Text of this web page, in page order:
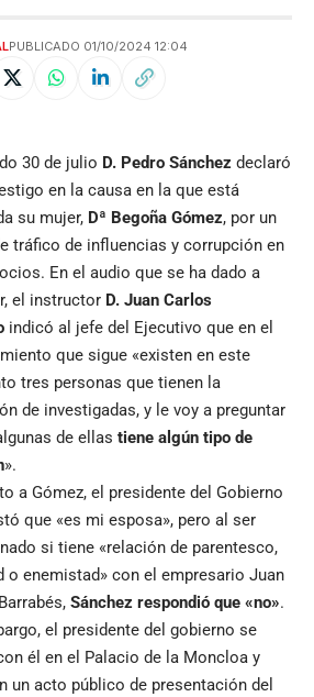
PUBLICADO 01/10/2024 12:04
30 de julio D. Pedro Sánchez declaró
en la causa en la que está
su mujer, Dª Begoña Gómez, por un
tráfico de influencias y corrupción en
En el audio que se ha dado a
el instructor D. Juan Carlos
indicó al jefe del Ejecutivo que en el
que sigue «existen en este
tres personas que tienen la
de investigadas, y le voy a preguntar
de ellas tiene algún tipo de
».
a Gómez, el presidente del Gobierno
que «es mi esposa», pero al ser
si tiene «relación de parentesco,
o enemistad» con el empresario Juan
Sánchez respondió que «no».
el presidente del gobierno se
él en el Palacio de la Moncloa y
un acto público de presentación del